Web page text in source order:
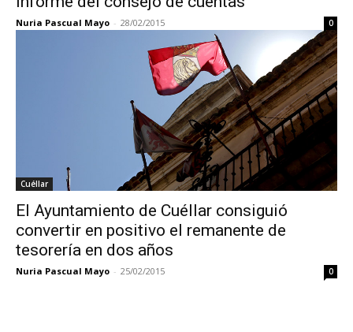
Nuria Pascual Mayo - 28/02/2015 0
Cuéllar
El Ayuntamiento de Cuéllar consiguió
convertir en positivo el remanente de
tesorería en dos años
Nuria Pascual Mayo - 25/02/2015 0